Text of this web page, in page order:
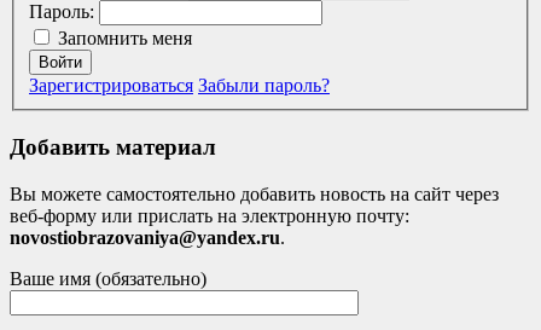
Пароль:
Запомнить меня
Войти
Зарегистрироваться Забыли пароль?
Добавить материал
Вы можете самостоятельно добавить новость на сайт через
веб-форму или прислать на электронную почту:
novostiobrazovaniya@yandex.ru.
Ваше имя (обязательно)